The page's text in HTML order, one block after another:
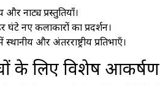
नाट्य प्रस्तुतियाँ।
घंटे नए कलाकारों का प्रदर्शन।
और अंतरराष्ट्रीय प्रतिभाएँ।
के लिए विशेष आकर्षण